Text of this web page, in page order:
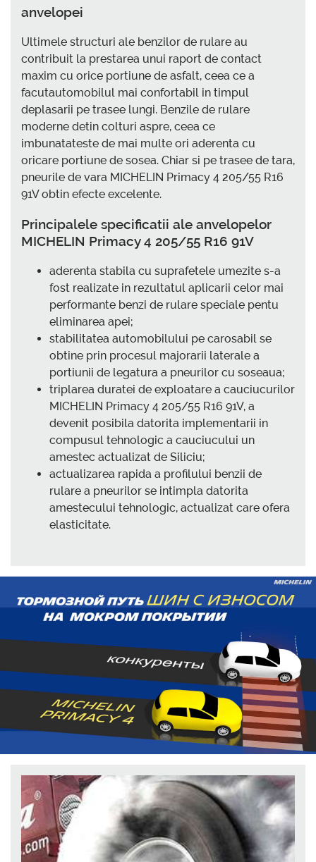
anvelopei
Ultimele structuri ale benzilor de rulare au
contribuit la prestarea unui raport de contact
maxim cu orice portiune de asfalt, ceea ce a
facutautomobilul mai confortabil in timpul
deplasarii pe trasee lungi. Benzile de rulare
moderne detin colturi aspre, ceea ce
imbunatateste de mai multe ori aderenta cu
oricare portiune de sosea. Chiar si pe trasee de tara,
pneurile de vara MICHELIN Primacy 4 205/55 R16
91V obtin efecte excelente.
Principalele specificatii ale anvelopelor
MICHELIN Primacy 4 205/55 R16 91V
aderenta stabila cu suprafetele umezite s-a
fost realizate in rezultatul aplicarii celor mai
performante benzi de rulare speciale pentu
eliminarea apei;
stabilitatea automobilului pe carosabil se
obtine prin procesul majorarii laterale a
portiunii de legatura a pneurilor cu soseaua;
triplarea duratei de exploatare a cauciucurilor
MICHELIN Primacy 4 205/55 R16 91V, a
devenit posibila datorita implementarii in
compusul tehnologic a cauciucului un
amestec actualizat de Siliciu;
actualizarea rapida a profilului benzii de
rulare a pneurilor se intimpla datorita
amestecului tehnologic, actualizat care ofera
elasticitate.